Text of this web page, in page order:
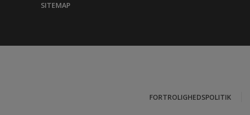
SITEMAP
FORTROLIGHEDSPOLITIK